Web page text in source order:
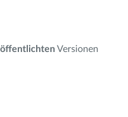
Versionen